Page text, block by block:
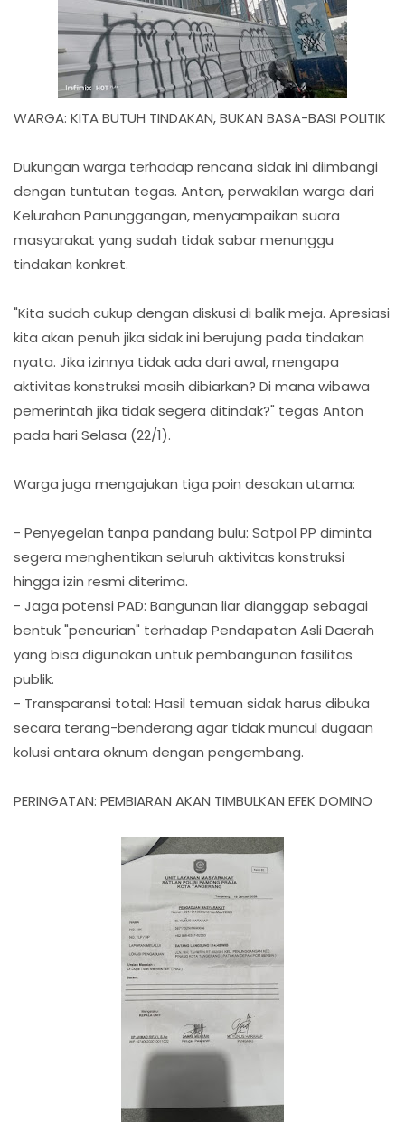
WARGA: KITA BUTUH TINDAKAN, BUKAN BASA-BASI POLITIK
Dukungan warga terhadap rencana sidak ini diimbangi
dengan tuntutan tegas. Anton, perwakilan warga dari
Kelurahan Panunggangan, menyampaikan suara
masyarakat yang sudah tidak sabar menunggu
tindakan konkret.
"Kita sudah cukup dengan diskusi di balik meja. Apresiasi
kita akan penuh jika sidak ini berujung pada tindakan
nyata. Jika izinnya tidak ada dari awal, mengapa
aktivitas konstruksi masih dibiarkan? Di mana wibawa
pemerintah jika tidak segera ditindak?" tegas Anton
pada hari Selasa (22/1).
Warga juga mengajukan tiga poin desakan utama:
- Penyegelan tanpa pandang bulu: Satpol PP diminta
segera menghentikan seluruh aktivitas konstruksi
hingga izin resmi diterima.
- Jaga potensi PAD: Bangunan liar dianggap sebagai
bentuk "pencurian" terhadap Pendapatan Asli Daerah
yang bisa digunakan untuk pembangunan fasilitas
publik.
- Transparansi total: Hasil temuan sidak harus dibuka
secara terang-benderang agar tidak muncul dugaan
kolusi antara oknum dengan pengembang.
PERINGATAN: PEMBIARAN AKAN TIMBULKAN EFEK DOMINO